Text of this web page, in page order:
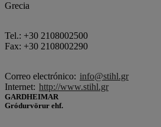
Grecia
Tel.: +30 2108002500
Fax: +30 2108002290
Correo electrónico: info@stihl.gr
Internet: http://www.stihl.gr
GARDHEIMAR
Gródurvörur ehf.